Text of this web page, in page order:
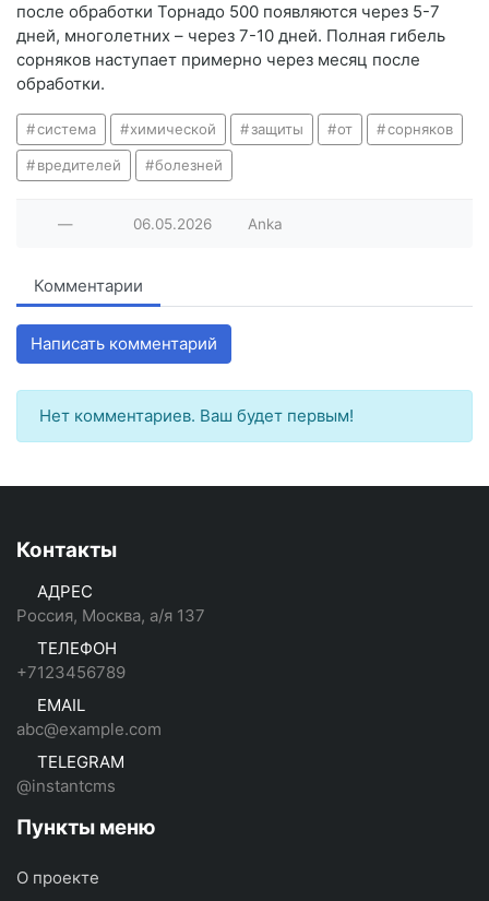
после обработки Торнадо 500 появляются через 5-7
дней, многолетних – через 7-10 дней. Полная гибель
сорняков наступает примерно через месяц после
обработки.
система химической защиты от сорняков
вредителей болезней
— 06.05.2026 Anka
Комментарии
Написать комментарий
Нет комментариев. Ваш будет первым!
Контакты
АДРЕС
Россия, Москва, а/я 137
ТЕЛЕФОН
+7123456789
EMAIL
abc@example.com
TELEGRAM
@instantcms
Пункты меню
О проекте